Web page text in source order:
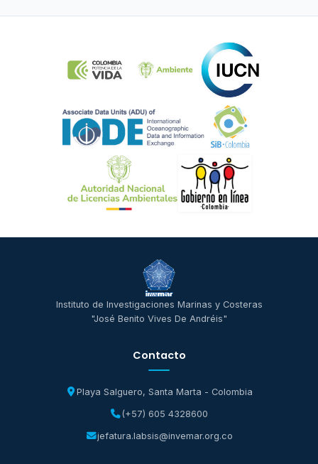
Instituto de Investigaciones Marinas y Costeras
"José Benito Vives De Andréis"
Contacto
Playa Salguero, Santa Marta - Colombia
(+57) 605 4328600
jefatura.labsis@invemar.org.co